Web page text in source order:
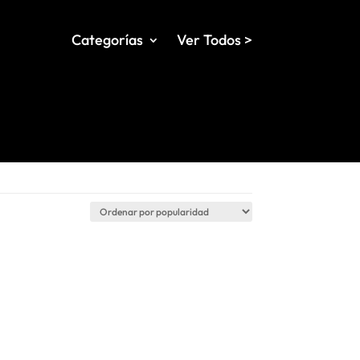
Categorías Ver Todos >